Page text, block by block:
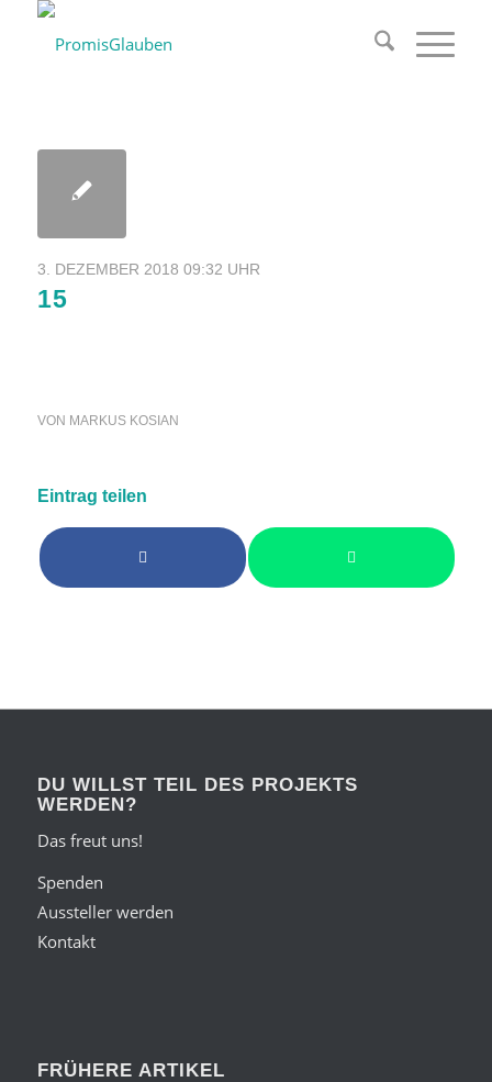
3. DEZEMBER 2018 09:32 UHR
15
VON MARKUS KOSIAN
Eintrag teilen
DU WILLST TEIL DES PROJEKTS
WERDEN?
Das freut uns!
Spenden
Aussteller werden
Kontakt
FRÜHERE ARTIKEL